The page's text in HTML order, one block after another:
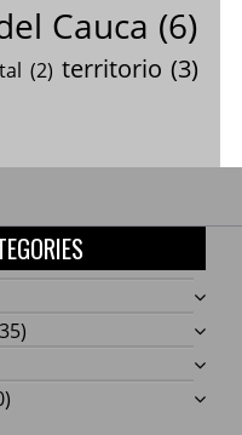
Cauca (6)
(2) territorio (3)